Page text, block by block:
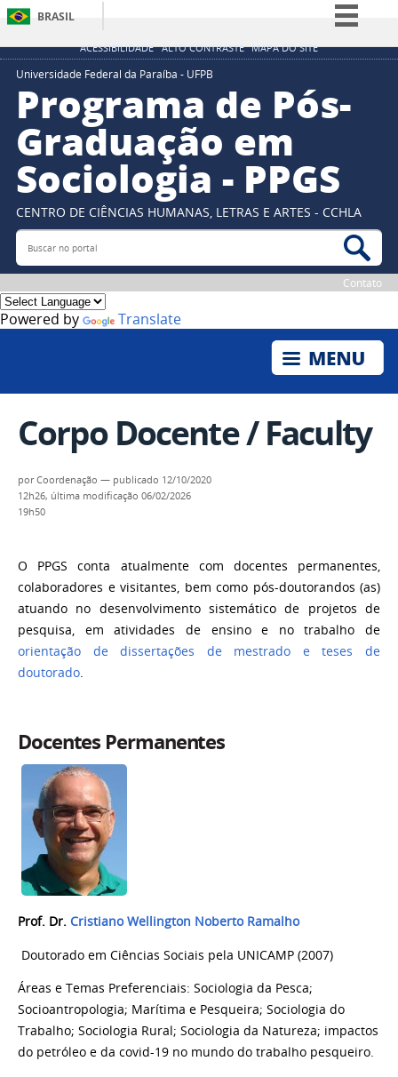
ACESSIBILIDADE ALTO CONTRASTE MAPA DO SITE
BRASIL
Simplifique!
Participe
Legislação
Canais
Universidade Federal da Paraíba - UFPB
Programa de Pós-
Graduação em
Sociologia - PPGS
CENTRO DE CIÊNCIAS HUMANAS, LETRAS E ARTES - CCHLA
Buscar no portal
Contato
Powered by Translate
Corpo Docente / Faculty
porCoordenação — publicado 12/10/2020
12h26, última modificação 06/02/2026
19h50
O PPGS conta atualmente com docentes permanentes,
colaboradores e visitantes, bem como pós-doutorandos (as)
atuando no desenvolvimento sistemático de projetos de
pesquisa, em atividades de ensino e no trabalho de
orientação de dissertações de mestrado e teses de
doutorado.
Docentes Permanentes
Prof. Dr. Cristiano Wellington Noberto Ramalho
Doutorado em Ciências Sociais pela UNICAMP (2007)
Áreas e Temas Preferenciais: Sociologia da Pesca;
Socioantropologia; Marítima e Pesqueira; Sociologia do
Trabalho; Sociologia Rural; Sociologia da Natureza; impactos
do petróleo e da covid-19 no mundo do trabalho pesqueiro.